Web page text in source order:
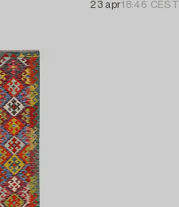
23 apr18:46 CEST